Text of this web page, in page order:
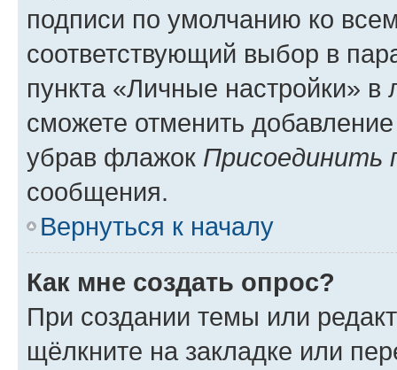
подписи по умолчанию ко
соответствующий выбор в
пункта «Личные настройки»
сможете отменить
убрав флажок Присоединить
сообщения.
Вернуться к началу
Как мне создать опрос?
При создании темы или
щёлкните на закладке или